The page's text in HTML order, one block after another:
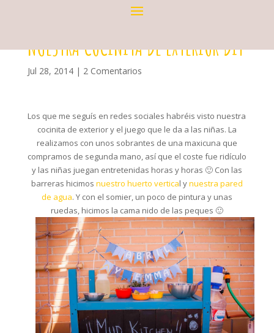
NUESTRA COCINITA DE EXTERIOR DIY
Jul 28, 2014| 2 Comentarios
Los que me seguís en redes sociales habréis visto nuestra
cocinita de exterior y el juego que le da a las niñas. La
realizamos con unos sobrantes de una maxicuna que
compramos de segunda mano, así que el coste fue ridículo
y las niñas juegan entretenidas horas y horas 🙂 Con las
barreras hicimos nuestro huerto vertical ynuestra pared
de agua. Y con el somier, un poco de pintura y unas
ruedas, hicimos la cama nido de las peques 🙂